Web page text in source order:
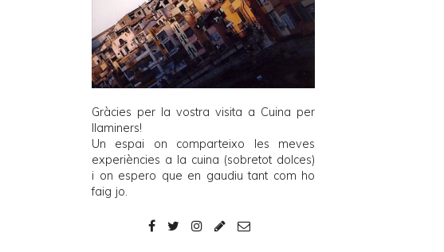
Gràcies per la vostra visita a Cuina per
llaminers!
Un espai on comparteixo les meves
experiències a la cuina (sobretot dolces)
i on espero que en gaudiu tant com ho
faig jo.